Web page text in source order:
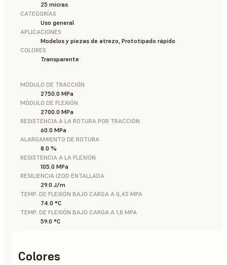
25 micras
CATEGORÍAS
Uso general
APLICACIONES
Modelos y piezas de atrezo, Prototipado rápido
COLORES
Transparente
MÓDULO DE TRACCIÓN
2750.0 MPa
MÓDULO DE FLEXIÓN
2700.0 MPa
RESISTENCIA A LA ROTURA POR TRACCIÓN
60.0 MPa
ALARGAMIENTO DE ROTURA
8.0 %
RESISTENCIA A LA FLEXIÓN
105.0 MPa
RESILIENCIA IZOD ENTALLADA
29.0 J/m
TEMP. DE FLEXIÓN BAJO CARGA A 0,45 MPA
74.0 °C
TEMP. DE FLEXIÓN BAJO CARGA A 1,8 MPA
59.0 °C
Colores